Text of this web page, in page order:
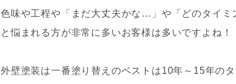
色味や工程や「まだ大丈夫かな…」や「どのタイミ
と悩まれる方が非常に多いお客様は多いですよね！
外壁塗装は一番塗り替えのベストは10年～15年の